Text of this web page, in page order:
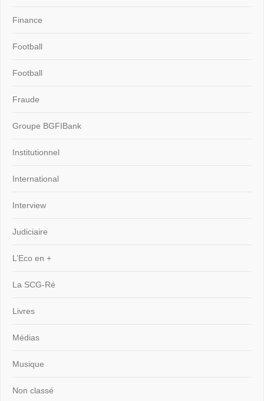
Finance
Football
Football
Fraude
Groupe BGFIBank
Institutionnel
International
Interview
Judiciaire
L’Eco en +
La SCG-Ré
Livres
Médias
Musique
Non classé